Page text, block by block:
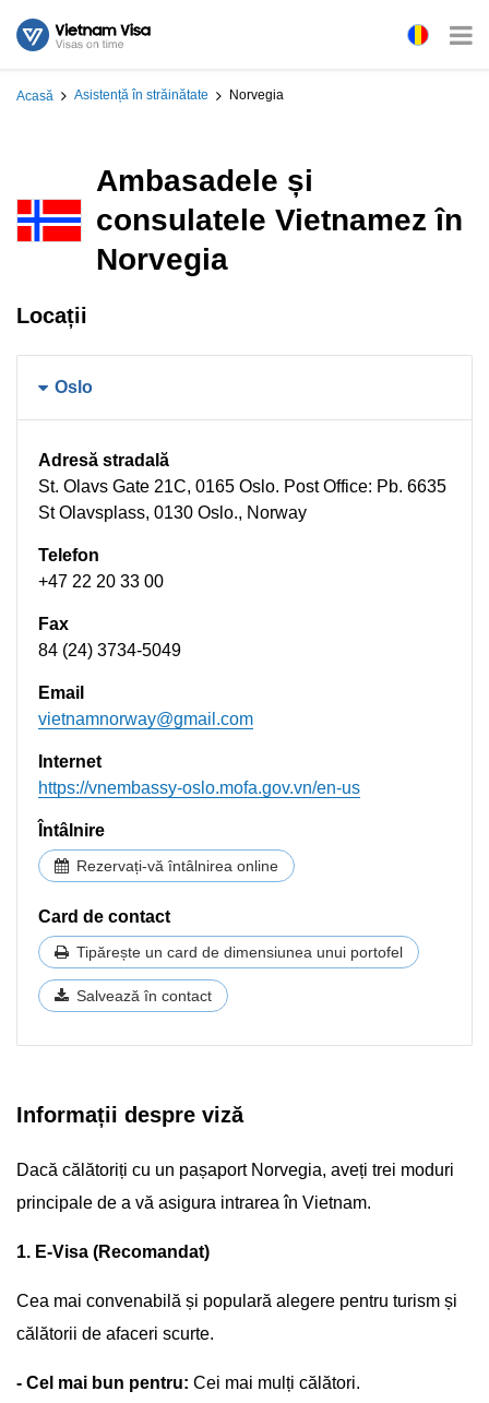
Acasă Asistență în străinătate Norvegia
Ambasadele și
consulatele Vietnamez în
Norvegia
Locații
Oslo
Adresă stradală
St. Olavs Gate 21C, 0165 Oslo. Post Office: Pb. 6635
St Olavsplass, 0130 Oslo., Norway
Telefon
+47 22 20 33 00
Fax
84 (24) 3734-5049
Email
vietnamnorway@gmail.com
Internet
https://vnembassy-oslo.mofa.gov.vn/en-us
Întâlnire
Rezervați-vă întâlnirea online
Card de contact
Tipărește un card de dimensiunea unui portofel
Salvează în contact
Informații despre viză
Dacă călătoriți cu un pașaport Norvegia, aveți trei moduri
principale de a vă asigura intrarea în Vietnam.
1. E-Visa (Recomandat)
Cea mai convenabilă și populară alegere pentru turism și
călătorii de afaceri scurte.
- Cel mai bun pentru: Cei mai mulți călători.